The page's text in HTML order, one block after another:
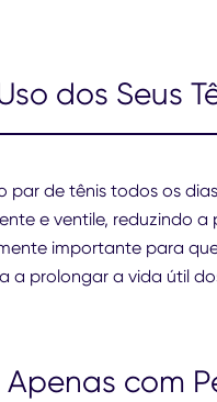
dos Seus
par de tênis todos os
e ventile, reduzindo
importante para
a prolongar a vida útil
Apenas com